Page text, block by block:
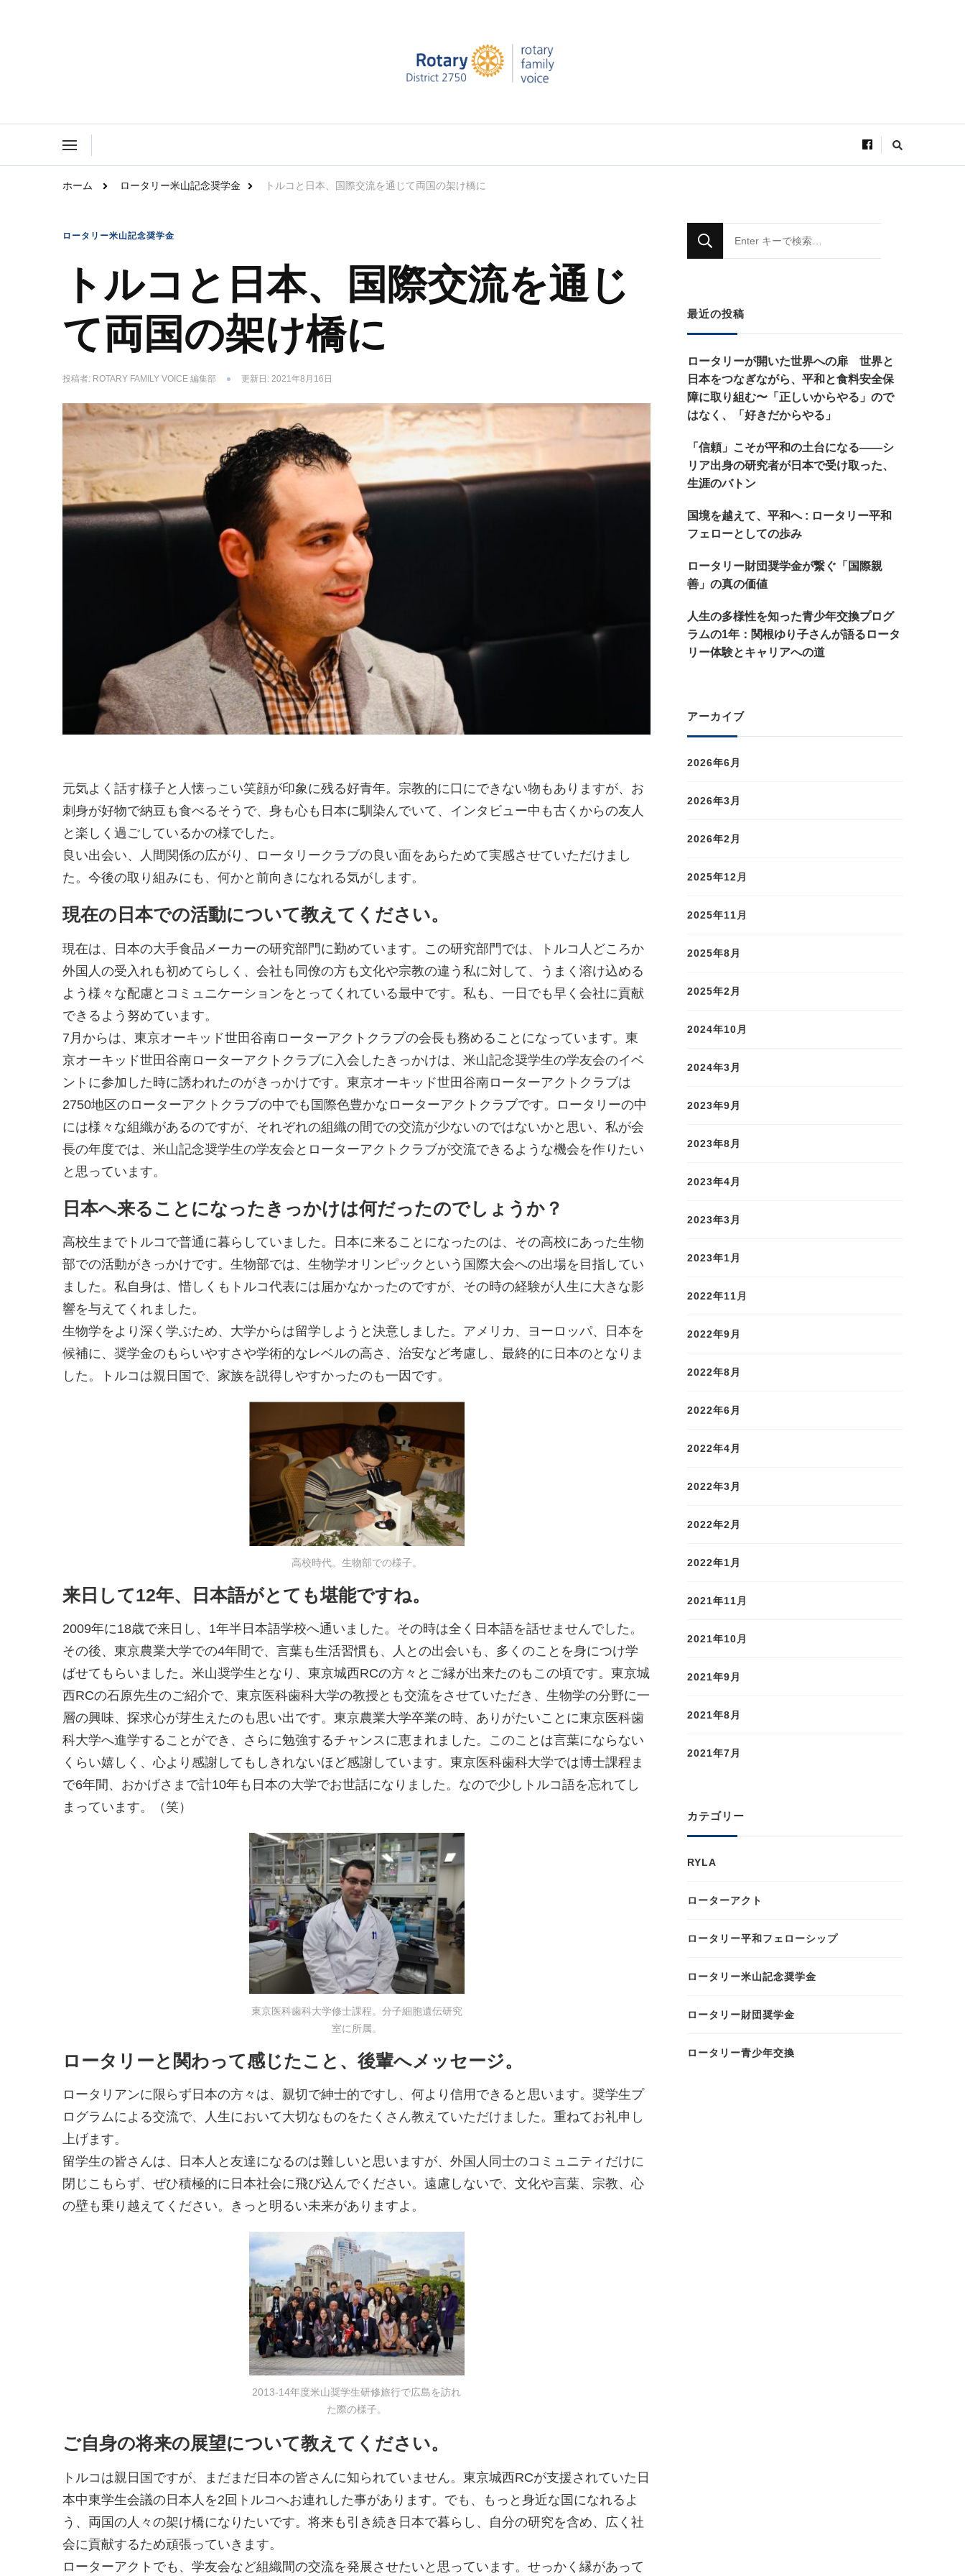
か
?
ホーム ロータリー米山記念奨学金 トルコと日本、国際交流を通じて両国の架け橋に
ロータリー米山記念奨学金
トルコと日本、国際交流を通じ
て両国の架け橋に
投稿者: ROTARY FAMILY VOICE 編集部 更新日: 2021年8月16日
元気よく話す様子と人懐っこい笑顔が印象に残る好青年。宗教的に口にできない物もありますが、お
刺身が好物で納豆も食べるそうで、身も心も日本に馴染んでいて、インタビュー中も古くからの友人
と楽しく過ごしているかの様でした。
良い出会い、人間関係の広がり、ロータリークラブの良い面をあらためて実感させていただけまし
た。今後の取り組みにも、何かと前向きになれる気がします。
現在の日本での活動について教えてください。
現在は、日本の大手食品メーカーの研究部門に勤めています。この研究部門では、トルコ人どころか
外国人の受入れも初めてらしく、会社も同僚の方も文化や宗教の違う私に対して、うまく溶け込める
よう様々な配慮とコミュニケーションをとってくれている最中です。私も、一日でも早く会社に貢献
できるよう努めています。
7月からは、東京オーキッド世田谷南ローターアクトクラブの会長も務めることになっています。東
京オーキッド世田谷南ローターアクトクラブに入会したきっかけは、米山記念奨学生の学友会のイベ
ントに参加した時に誘われたのがきっかけです。 東京オーキッド世田谷南ローターアクトクラブは
2750地区のローターアクトクラブの中でも国際色豊かなローターアクトクラブです。ロータリーの中
には様々な組織があるのですが、それぞれの組織の間での交流が少ないのではないかと思い、私が会
長の年度では、米山記念奨学生の学友会とローターアクトクラブが交流できるような機会を作りたい
と思っています。
日本へ来ることになったきっかけは何だったのでしょうか？
高校生までトルコで普通に暮らしていました。日本に来ることになったのは、その高校にあった生物
部での活動がきっかけです。生物部では、生物学オリンピックという国際大会への出場を目指してい
ました。私自身は、惜しくもトルコ代表には届かなかったのですが、その時の経験が人生に大きな影
響を与えてくれました。
生物学をより深く学ぶため、大学からは留学しようと決意しました。アメリカ、ヨーロッパ、日本を
候補に、奨学金のもらいやすさや学術的なレベルの高さ、治安など考慮し、最終的に日本のとなりま
した。トルコは親日国で、家族を説得しやすかったのも一因です。
高校時代。生物部での様子。
来日して12年、日本語がとても堪能ですね。
2009年に18歳で来日し、1年半日本語学校へ通いました。その時は全く日本語を話せませんでした。
その後、東京農業大学での4年間で、言葉も生活習慣も、人との出会いも、多くのことを身につけ学
ばせてもらいました。米山奨学生となり、東京城西RCの方々とご縁が出来たのもこの頃です。東京城
西RCの石原先生のご紹介で、東京医科歯科大学の教授とも交流をさせていただき、生物学の分野に一
層の興味、探求心が芽生えたのも思い出です。東京農業大学卒業の時、ありがたいことに東京医科歯
科大学へ進学することができ、さらに勉強するチャンスに恵まれました。このことは言葉にならない
くらい嬉しく、心より感謝してもしきれないほど感謝しています。東京医科歯科大学では博士課程ま
で6年間、おかげさまで計10年も日本の大学でお世話になりました。なので少しトルコ語を忘れてし
まっています。（笑）
東京医科歯科大学修士課程。分子細胞遺伝研究
室に所属。
ロータリーと関わって感じたこと、後輩へメッセージ。
ロータリアンに限らず日本の方々は、親切で紳士的ですし、何より信用できると思います。奨学生プ
ログラムによる交流で、人生において大切なものをたくさん教えていただけました。重ねてお礼申し
上げます。
留学生の皆さんは、日本人と友達になるのは難しいと思いますが、外国人同士のコミュニティだけに
閉じこもらず、ぜひ積極的に日本社会に飛び込んでください。遠慮しないで、文化や言葉、宗教、心
の壁も乗り越えてください。きっと明るい未来がありますよ。
2013-14年度米山奨学生研修旅行で広島を訪れ
た際の様子。
ご自身の将来の展望について教えてください。
トルコは親日国ですが、まだまだ日本の皆さんに知られていません。東京城西RCが支援されていた日
本中東学生会議の日本人を2回トルコへお連れした事があります。でも、もっと身近な国になれるよ
う、両国の人々の架け橋になりたいです。将来も引き続き日本で暮らし、自分の研究を含め、広く社
会に貢献するため頑張っていきます。
ローターアクトでも、学友会など組織間の交流を発展させたいと思っています。せっかく縁があって
に
探
で
す
最近の投稿
ロータリーが開いた世界への扉 世界と
日本をつなぎながら、平和と食料安全保
障に取り組む〜「正しいからやる」ので
はなく、「好きだからやる」
「信頼」こそが平和の土台になる——シ
リア出身の研究者が日本で受け取った、
生涯のバトン
国境を越えて、平和へ : ロータリー平和
フェローとしての歩み
ロータリー財団奨学金が繋ぐ「国際親
善」の真の価値
人生の多様性を知った青少年交換プログ
ラムの1年：関根ゆり子さんが語るロータ
リー体験とキャリアへの道
アーカイブ
2026年6月
2026年3月
2026年2月
2025年12月
2025年11月
2025年8月
2025年2月
2024年10月
2024年3月
2023年9月
2023年8月
2023年4月
2023年3月
2023年1月
2022年11月
2022年9月
2022年8月
2022年6月
2022年4月
2022年3月
2022年2月
2022年1月
2021年11月
2021年10月
2021年9月
2021年8月
2021年7月
カテゴリー
RYLA
ローターアクト
ロータリー平和フェローシップ
ロータリー米山記念奨学金
ロータリー財団奨学金
ロータリー青少年交換